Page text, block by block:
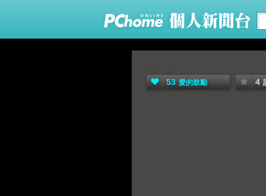
53 愛的鼓勵 4